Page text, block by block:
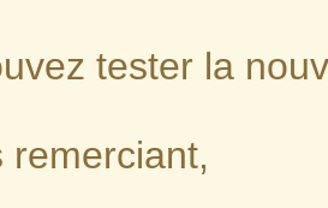
tester la
remerciant,